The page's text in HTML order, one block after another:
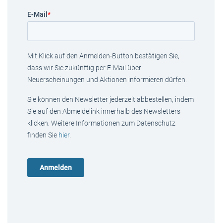
E-Mail *
Mit Klick auf den Anmelden-Button bestätigen Sie,
dass wir Sie zukünftig per E-Mail über
Neuerscheinungen und Aktionen informieren dürfen.
Sie können den Newsletter jederzeit abbestellen, indem
Sie auf den Abmeldelink innerhalb des Newsletters
klicken. Weitere Informationen zum Datenschutz
finden Sie hier.